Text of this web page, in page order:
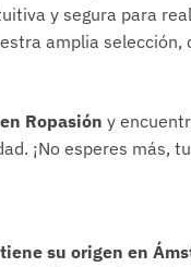
y segura para
amplia
Ropasión y
¡No esperes más,
su origen en